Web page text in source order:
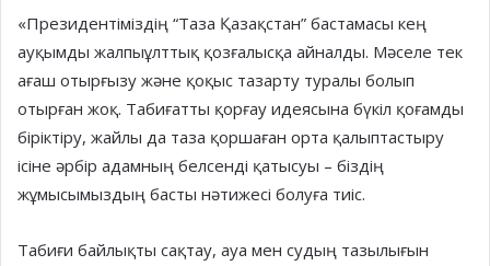
«Президентіміздің “Таза Қазақстан” бастамасы кең
ауқымды жалпыұлттық қозғалысқа айналды. Мәселе тек
ағаш отырғызу және қоқыс тазарту туралы болып
отырған жоқ. Табиғатты қорғау идеясына бүкіл қоғамды
біріктіру, жайлы да таза қоршаған орта қалыптастыру
ісіне әрбір адамның белсенді қатысуы – біздің
жұмысымыздың басты нәтижесі болуға тиіс.
Табиғи байлықты сақтау, ауа мен судың тазылығын